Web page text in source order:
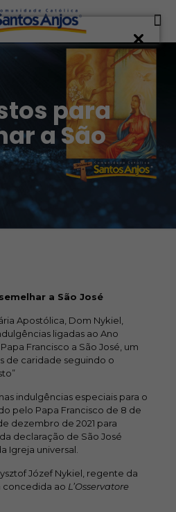
para
a São
a São José
Apostólica, Dom Nykiel,
ligadas ao Ano
Francisco a São José, um
de caridade seguindo o
indulgências especiais para o
pelo Papa Francisco de 8 de
dezembro de 2021 para
declaração de São José
Igreja universal.
Józef Nykiel, regente da
concedida ao L’Osservatore